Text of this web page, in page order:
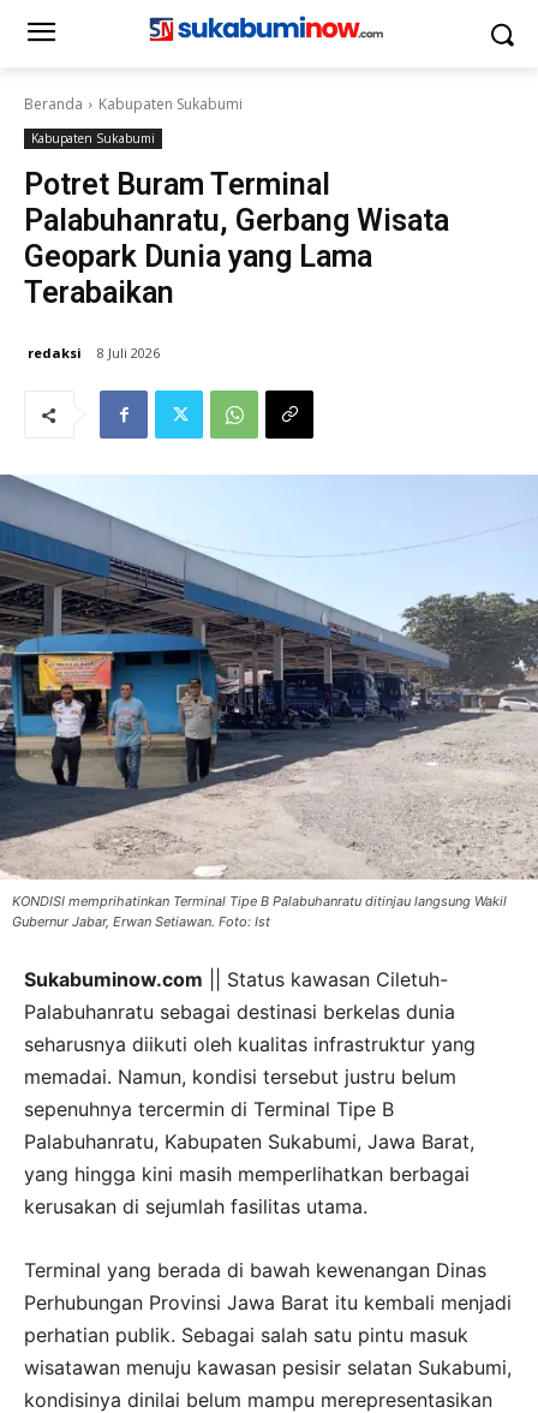
Beranda Kabupaten Sukabumi
Kabupaten Sukabumi
Potret Buram Terminal
Palabuhanratu, Gerbang Wisata
Geopark Dunia yang Lama
Terabaikan
redaksi 8 Juli 2026
KONDISI memprihatinkan Terminal Tipe B Palabuhanratu ditinjau langsung Wakil
Gubernur Jabar, Erwan Setiawan. Foto: Ist
Sukabuminow.com || Status kawasan Ciletuh-
Palabuhanratu sebagai destinasi berkelas dunia
seharusnya diikuti oleh kualitas infrastruktur yang
memadai. Namun, kondisi tersebut justru belum
sepenuhnya tercermin di Terminal Tipe B
Palabuhanratu, Kabupaten Sukabumi, Jawa Barat,
yang hingga kini masih memperlihatkan berbagai
kerusakan di sejumlah fasilitas utama.
Terminal yang berada di bawah kewenangan Dinas
Perhubungan Provinsi Jawa Barat itu kembali menjadi
perhatian publik. Sebagai salah satu pintu masuk
wisatawan menuju kawasan pesisir selatan Sukabumi,
kondisinya dinilai belum mampu merepresentasikan